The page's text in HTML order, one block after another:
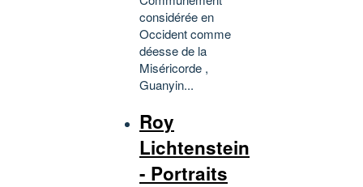
considérée en
Occident comme
déesse de la
Miséricorde ,
Guanyin...
Roy
Lichtenstein
- Portraits